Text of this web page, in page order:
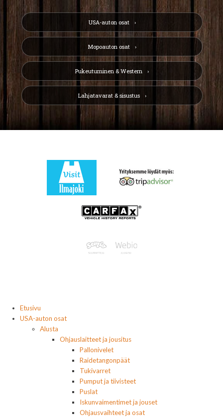
USA-auton osat
Mopoauton osat
Pukeutuminen & Western
Lahjatavarat & sisustus
Etusivu
USA-auton osat
Alusta
Ohjauslaitteet ja jousitus
Pallonivelet
Raidetangonpäät
Tukivarret
Pumput ja tiivisteet
Puslat
Iskunvaimentimet ja jouset
Ohjausvaihteet ja osat